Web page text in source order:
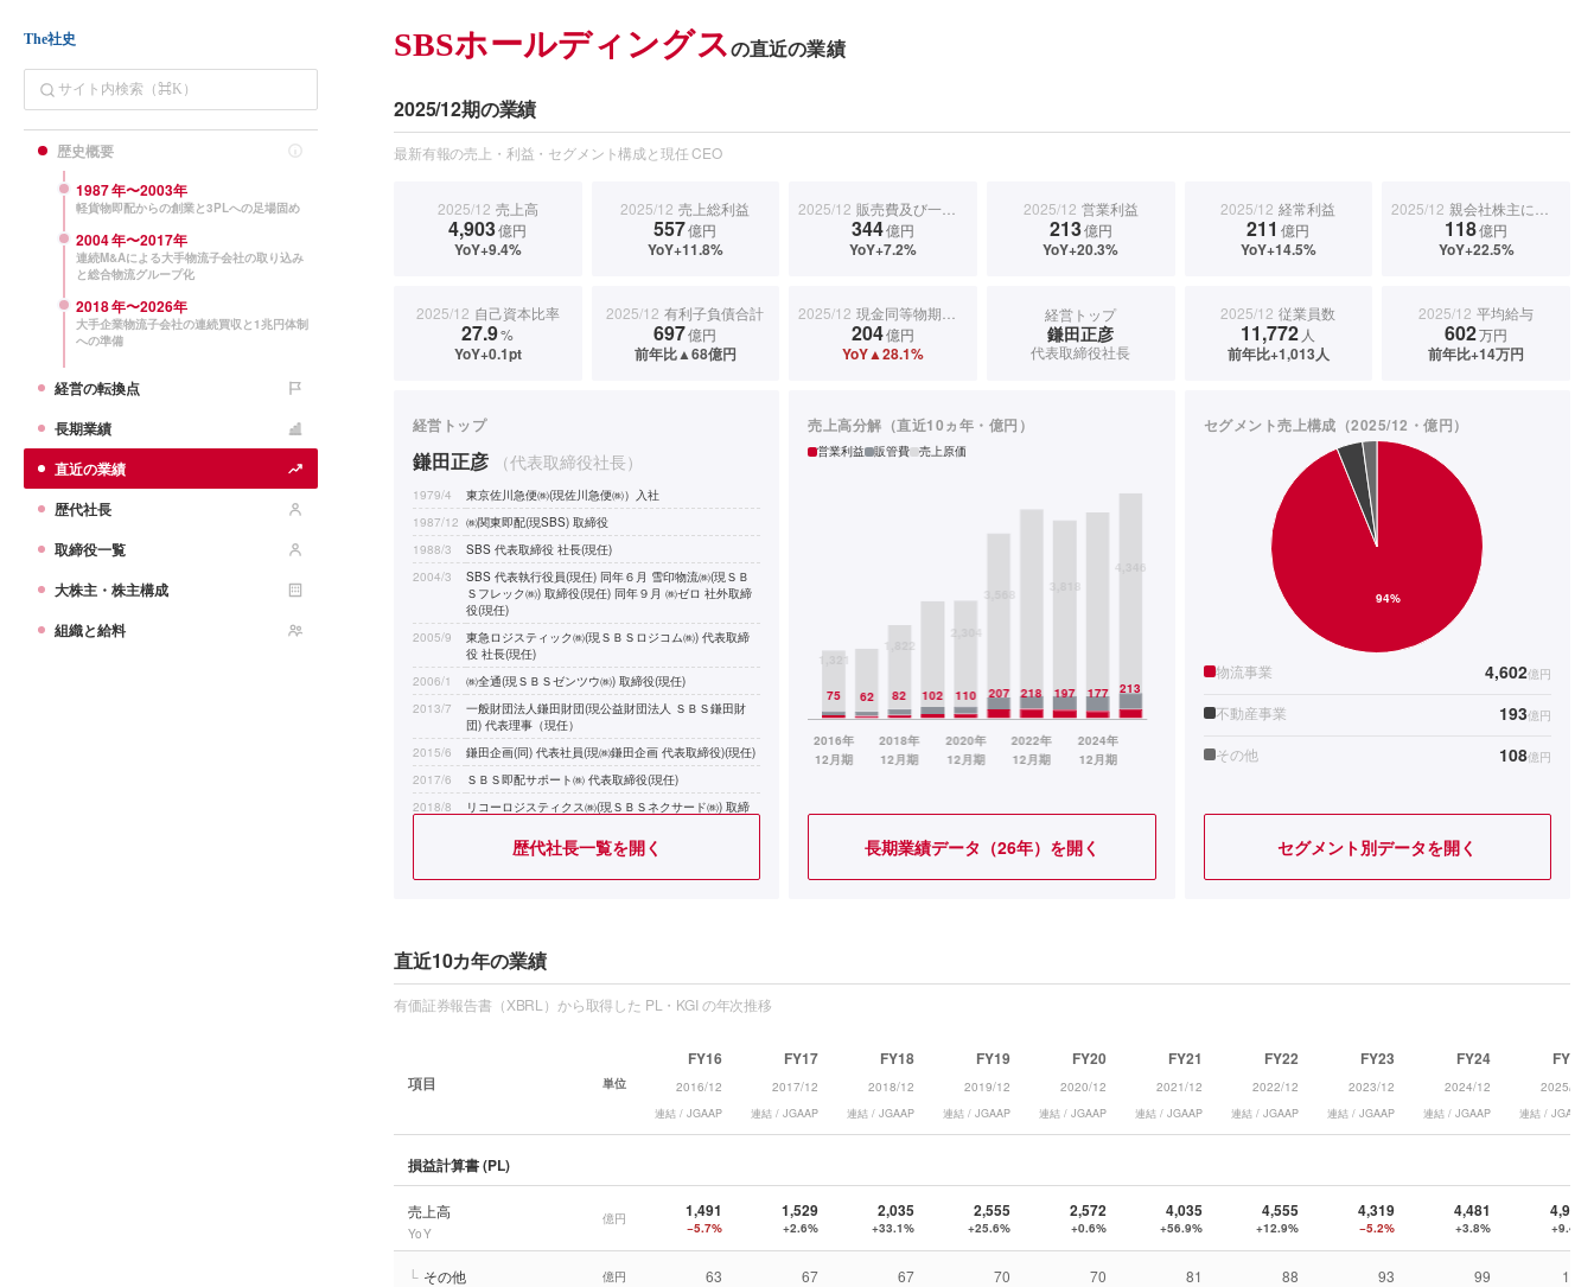
The社史
歴史概要
1987年〜2003年
軽貨物即配からの創業と3PLへの足場固め
2004年〜2017年
連続M&Aによる大手物流子会社の取り込み
と総合物流グループ化
2018年〜2026年
大手企業物流子会社の連続買収と1兆円体制
への準備
経営の転換点
長期業績
直近の業績
歴代社長
取締役一覧
大株主・株主構成
組織と給料
SBSホールディングスの直近の業績
2025/12期の業績
最新有報の売上・利益・セグメント構成と現任 CEO
2025/12 売上高
4,903億円
YoY+9.4%
2025/12 売上総利益
557億円
YoY+11.8%
2025/12 販売費及び一般管理費
344億円
YoY+7.2%
2025/12 営業利益
213億円
YoY+20.3%
2025/12 経常利益
211 億円
YoY+14.5%
2025/12 親会社株主に帰属する当期純利益
118億円
YoY+22.5%
2025/12 自己資本比率
27.9%
YoY+0.1pt
2025/12 有利子負債合計
697億円
前年比▲68億円
2025/12 現金同等物期末残高
204億円
YoY▲28.1%
経営トップ
鎌田正彦
代表取締役社長
2025/12 従業員数
11,772 人
前年比+1,013人
2025/12 平均給与
602万円
前年比+14万円
経営トップ
鎌田正彦 （代表取締役社長）
1979/4
東京佐川急便㈱(現佐川急便㈱）入社
1987/12 ㈱関東即配(現SBS) 取締役
1988/3
SBS 代表取締役 社長(現任)
2004/3
SBS 代表執行役員(現任) 同年６月 雪印物流㈱(現ＳＢ
Ｓフレック㈱) 取締役(現任) 同年９月 ㈱ゼロ 社外取締
役(現任)
2005/9
東急ロジスティック㈱(現ＳＢＳロジコム㈱) 代表取締
役 社長(現任)
2006/1
㈱全通(現ＳＢＳゼンツウ㈱) 取締役(現任)
2013/7
一般財団法人鎌田財団(現公益財団法人 ＳＢＳ鎌田財
団) 代表理事（現任）
2015/6
鎌田企画(同) 代表社員(現㈱鎌田企画 代表取締役)(現任)
2017/6
ＳＢＳ即配サポート㈱ 代表取締役(現任)
2018/8
リコーロジスティクス㈱(現ＳＢＳネクサード㈱) 取締
東芝ロジスティクス㈱(現ＳＢＳ東芝ロジスティクス㈱)
歴代社長一覧を開く
売上高分解（直近10ヵ年・億円）
営業利益 販管費 売上原価
長期業績データ（26年）を開く
セグメント売上構成（2025/12・億円）
物流事業 4,602億円
不動産事業 193億円
その他 108億円
セグメント別データを開く
直近10カ年の業績
有価証券報告書（XBRL）から取得した PL・KGI の年次推移
項目 単位
FY16
2016/12
連結 / JGAAP
FY17
2017/12
連結 / JGAAP
FY18
2018/12
連結 / JGAAP
FY19
2019/12
連結 / JGAAP
FY20
2020/12
連結 / JGAAP
FY21
2021/12
連結 / JGAAP
FY22
2022/12
連結 / JGAAP
FY23
2023/12
連結 / JGAAP
FY24
2024/12
連結 / JGAAP
FY25
2025/12
連結 / JGAAP
損益計算書 (PL)
売上高
YoY
億円 1,491
−5.7%
1,529
+2.6%
2,035
+33.1%
2,555
+25.6%
2,572
+0.6%
4,035
+56.9%
4,555
+12.9%
4,319
−5.2%
4,481
+3.8%
4,903
+9.4%
└ その他 億円 63 67 67 70 70 81 88 93 99 108